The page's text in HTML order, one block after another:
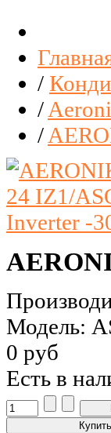
/
/
/
Модель:
0 руб
Есть в